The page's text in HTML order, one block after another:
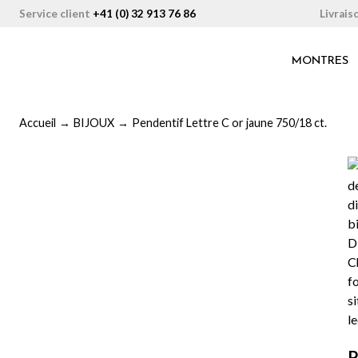
AllerService client +41 (0) 32 913 76 86
MONTRES
Accueil → BIJOUX → Pendentif Lettre C or jaune 750/18 ct.